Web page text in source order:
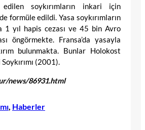
soykırımların inkari için
formüle edildi. Yasa soykırımların
1 yıl hapis cezası ve 45 bin Avro
öngörmekte. Fransa’da yasayla
bulunmakta. Bunlar Holokost
(2001).
news/86931.html
, Haberler